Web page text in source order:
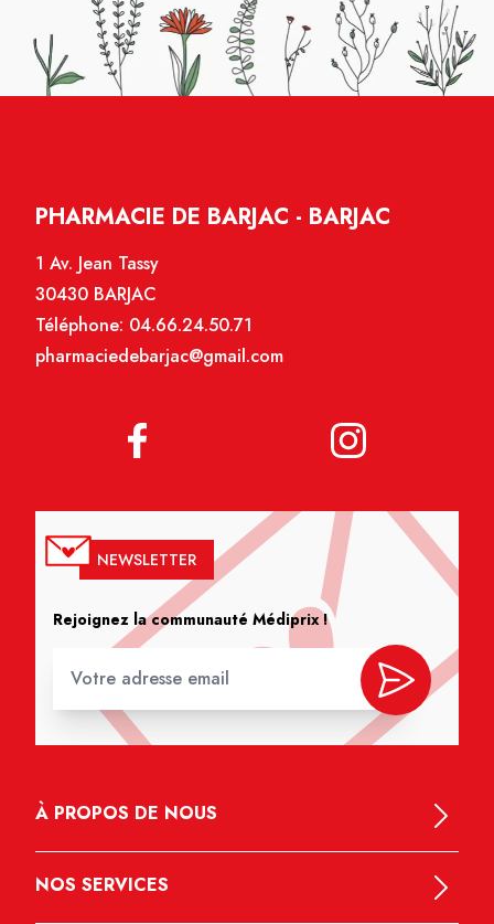
PHARMACIE DE BARJAC - BARJAC
1 Av. Jean Tassy
30430 BARJAC
Téléphone: 04.66.24.50.71
pharmaciedebarjac@gmail.com
NEWSLETTER
Rejoignez la communauté Médiprix !
À PROPOS DE NOUS
NOS SERVICES